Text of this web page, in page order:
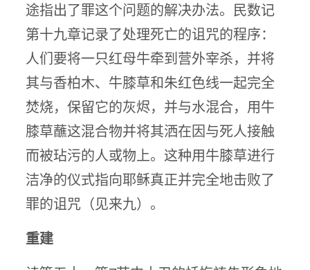
途指出了罪这个问题的解决办法。民数记
第十九章记录了处理死亡的诅咒的程序：
人们要将一只红母牛牵到营外宰杀，并将
其与香柏木、牛膝草和朱红色线一起完全
焚烧，保留它的灰烬，并与水混合，用牛
膝草蘸这混合物并将其洒在因与死人接触
而被玷污的人或物上。这种用牛膝草进行
洁净的仪式指向耶稣真正并完全地击败了
罪的诅咒（见来九）。
重建